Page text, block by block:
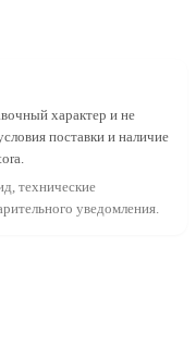
характер и не
поставки и наличие
технические
уведомления.